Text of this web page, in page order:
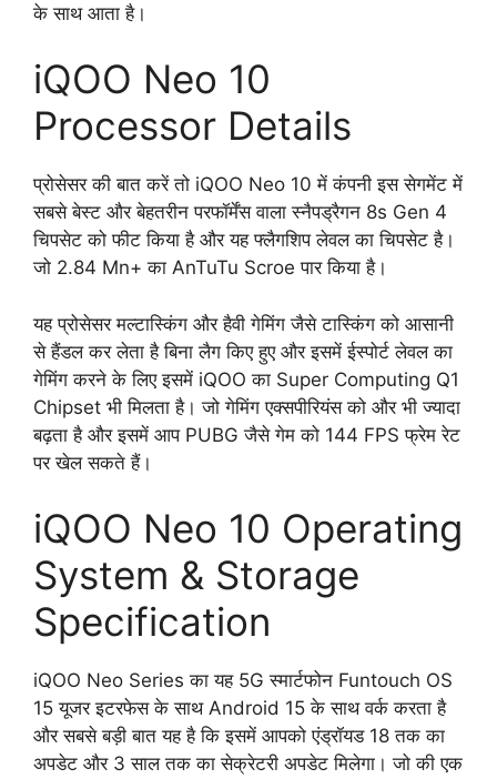
के साथ आता है।
iQOO Neo 10
Processor Details
प्रोसेसर की बात करें तो iQOO Neo 10 में कंपनी इस सेगमेंट में
सबसे बेस्ट और बेहतरीन परफॉर्मेंस वाला स्नैपड्रैगन 8s Gen 4
चिपसेट को फीट किया है और यह फ्लैगशिप लेवल का चिपसेट है।
जो 2.84 Mn+ का AnTuTu Scroe पार किया है।
यह प्रोसेसर मल्टास्किंग और हैवी गेमिंग जैसे टास्किंग को आसानी
से हैंडल कर लेता है बिना लैग किए हुए और इसमें ईस्पोर्ट लेवल का
गेमिंग करने के लिए इसमें iQOO का Super Computing Q1
Chipset भी मिलता है। जो गेमिंग एक्सपीरियंस को और भी ज्यादा
बढ़ता है और इसमें आप PUBG जैसे गेम को 144 FPS फ्रेम रेट
पर खेल सकते हैं।
iQOO Neo 10 Operating
System & Storage
Specification
iQOO Neo Series का यह 5G स्मार्टफोन Funtouch OS
15 यूजर इटरफेस के साथ Android 15 के साथ वर्क करता है
और सबसे बड़ी बात यह है कि इसमें आपको एंड्रॉयड 18 तक का
अपडेट और 3 साल तक का सेक्रेटरी अपडेट मिलेगा। जो की एक